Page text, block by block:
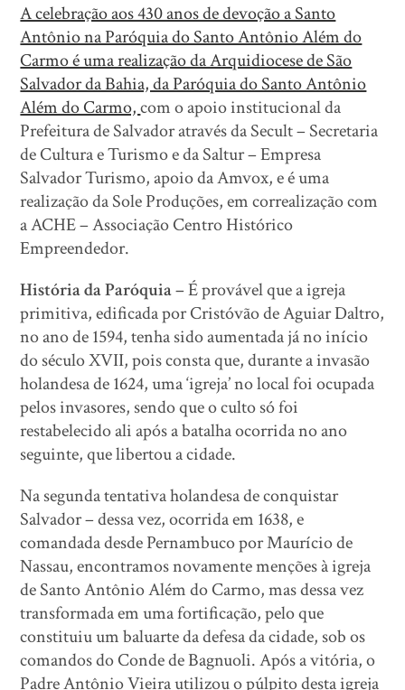
A celebração aos 430 anos de devoção a Santo
Antônio na Paróquia do Santo Antônio Além do
Carmo é uma realização da Arquidiocese de São
Salvador da Bahia, da Paróquia do Santo Antônio
Além do Carmo,com o apoio institucional da
Prefeitura de Salvador através da Secult – Secretaria
de Cultura e Turismo e da Saltur – Empresa
Salvador Turismo, apoio da Amvox, e é uma
realização da Sole Produções, em correalização com
a ACHE – Associação Centro Histórico
Empreendedor.
História da Paróquia –É provável que a igreja
primitiva, edificada por Cristóvão de Aguiar Daltro,
no ano de 1594, tenha sido aumentada já no início
do século XVII, pois consta que, durante a invasão
holandesa de 1624, uma ‘igreja’ no local foi ocupada
pelos invasores, sendo que o culto só foi
restabelecido ali após a batalha ocorrida no ano
seguinte, que libertou a cidade.
Na segunda tentativa holandesa de conquistar
Salvador – dessa vez, ocorrida em 1638, e
comandada desde Pernambuco por Maurício de
Nassau, encontramos novamente menções à igreja
de Santo Antônio Além do Carmo, mas dessa vez
transformada em uma fortificação, pelo que
constituiu um baluarte da defesa da cidade, sob os
comandos do Conde de Bagnuoli. Após a vitória, o
Padre Antônio Vieira utilizou o púlpito desta igreja